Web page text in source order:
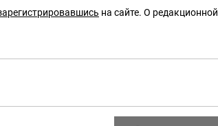
на сайте. О редакционной